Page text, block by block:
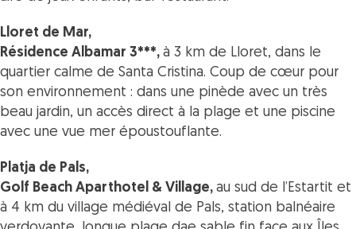
Lloret de Mar,
Résidence Albamar 3***, à 3 km de Lloret, dans le
quartier calme de Santa Cristina. Coup de cœur pour
son environnement : dans une pinède avec un très
beau jardin, un accès direct à la plage et une piscine
avec une vue mer époustouflante.
Platja de Pals,
Golf Beach Aparthotel & Village, au sud de l’Estartit et
à 4 km du village médiéval de Pals, station balnéaire